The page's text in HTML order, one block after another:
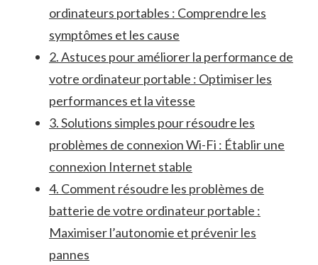
ordinateurs portables : ⁢Comprendre les
symptômes et les cause
2. Astuces⁤ pour améliorer⁤ la performance de
votre ordinateur portable : Optimiser les
⁢performances et la vitesse
3. Solutions simples pour résoudre les
problèmes de connexion Wi-Fi : Établir une
connexion Internet stable
4. Comment résoudre les problèmes de
batterie de votre ordinateur portable ‍:
Maximiser l’autonomie et prévenir les
pannes